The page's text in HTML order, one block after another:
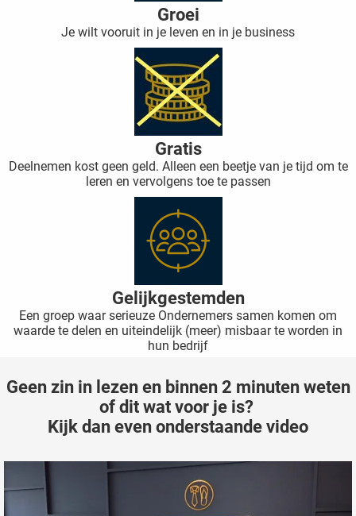
Groei
Je wilt vooruit in je leven en in je business
Gratis
Deelnemen kost geen geld. Alleen een beetje van je tijd om te
leren en vervolgens toe te passen
Gelijkgestemden
Een groep waar serieuze Ondernemers samen komen om
waarde te delen en uiteindelijk (meer) misbaar te worden in
hun bedrijf
Geen zin in lezen en binnen 2 minuten weten
of dit wat voor je is?
Kijk dan even onderstaande video